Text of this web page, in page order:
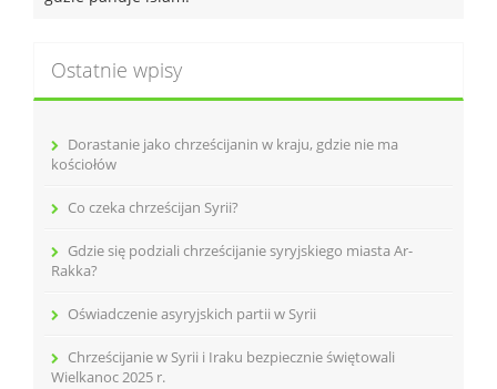
Ostatnie wpisy
Dorastanie jako chrześcijanin w kraju, gdzie nie ma
kościołów
Co czeka chrześcijan Syrii?
Gdzie się podziali chrześcijanie syryjskiego miasta Ar-
Rakka?
Oświadczenie asyryjskich partii w Syrii
Chrześcijanie w Syrii i Iraku bezpiecznie świętowali
Wielkanoc 2025 r.